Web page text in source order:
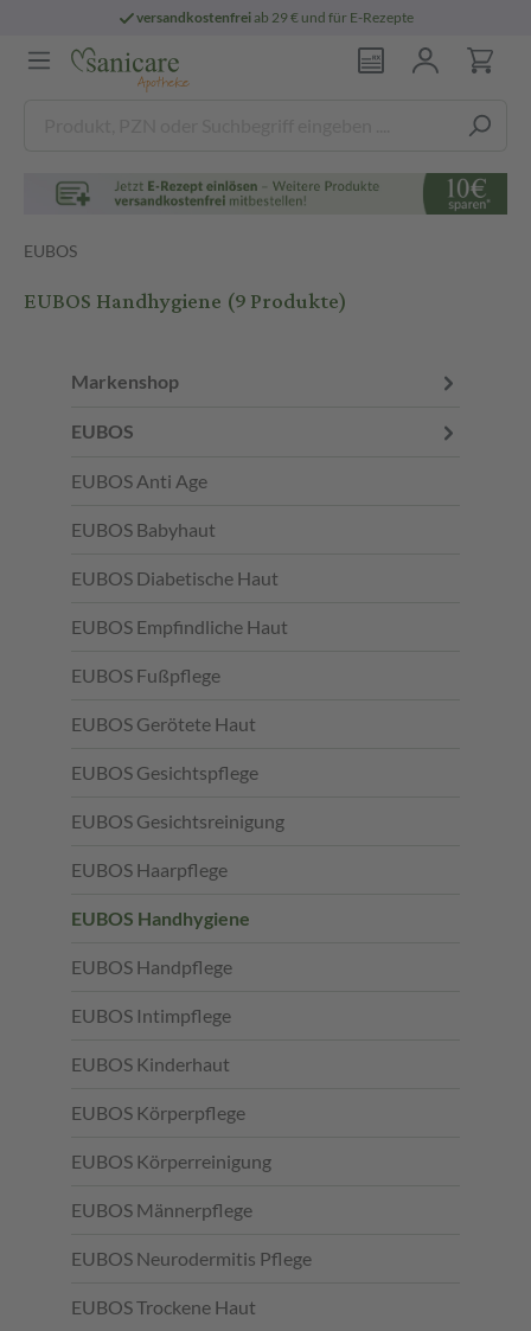
versandkostenfreiab 29 € und für E-Rezepte
EUBOS
EUBOS Handhygiene (9 Produkte)
Markenshop
EUBOS
EUBOS Anti Age
EUBOS Babyhaut
EUBOS Diabetische Haut
EUBOS Empfindliche Haut
EUBOS Fußpflege
EUBOS Gerötete Haut
EUBOS Gesichtspflege
EUBOS Gesichtsreinigung
EUBOS Haarpflege
EUBOS Handhygiene
EUBOS Handpflege
EUBOS Intimpflege
EUBOS Kinderhaut
EUBOS Körperpflege
EUBOS Körperreinigung
EUBOS Männerpflege
EUBOS Neurodermitis Pflege
EUBOS Trockene Haut